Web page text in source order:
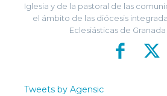
Iglesia y de la pastoral de las
el ámbito de las diócesis
Eclesiásticas de Granada
Tweets by Agensic